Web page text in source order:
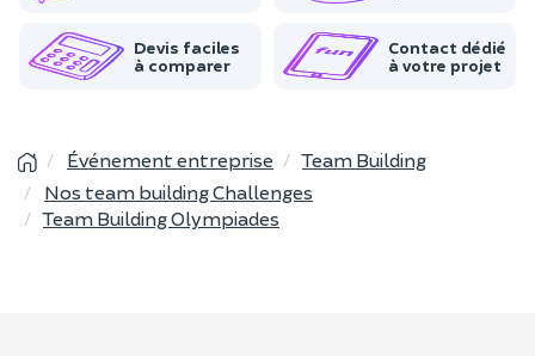
Devis faciles
à comparer
Contact dédié
à votre projet
Événement entreprise
Team Building
Nos team building Challenges
Team Building Olympiades